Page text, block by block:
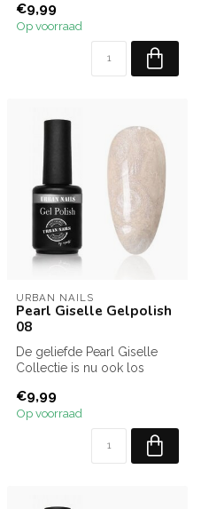
€9,99
Op voorraad
URBAN NAILS
Pearl Giselle Gelpolish
08
De geliefde Pearl Giselle
Collectie is nu ook los
€9,99
Op voorraad